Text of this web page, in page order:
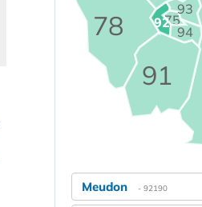
75
78
91
92
93
94
Meudon - 92190